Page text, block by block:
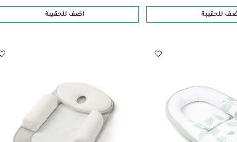
للحقيبة اضف للحقيبة